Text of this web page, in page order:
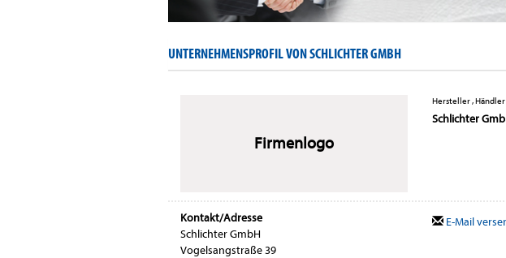
UNTERNEHMENSPROFIL VON SCHLICHTER GMBH
Firmenlogo
Hersteller , Händler
Schlichter
Kontakt/Adresse
Schlichter GmbH
Vogelsangstraße 39
E-Mail